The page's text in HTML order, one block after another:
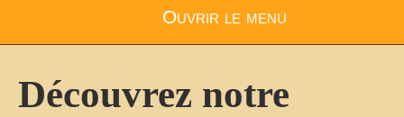
Ouvrir le menu
Découvrez notre